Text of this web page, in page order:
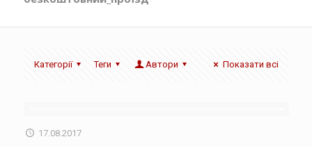
Категорії Теги Автори Показати всі
17.08.2017